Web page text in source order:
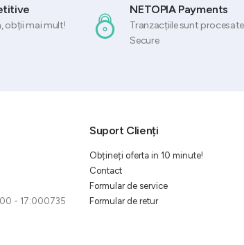
obții mai mult!
NETOPIA Payments
Tranzacțiile sunt
Secure
- 17:000735
Suport Clienți
Obțineți oferta in 10 minute!
Contact
Formular de service
Formular de retur